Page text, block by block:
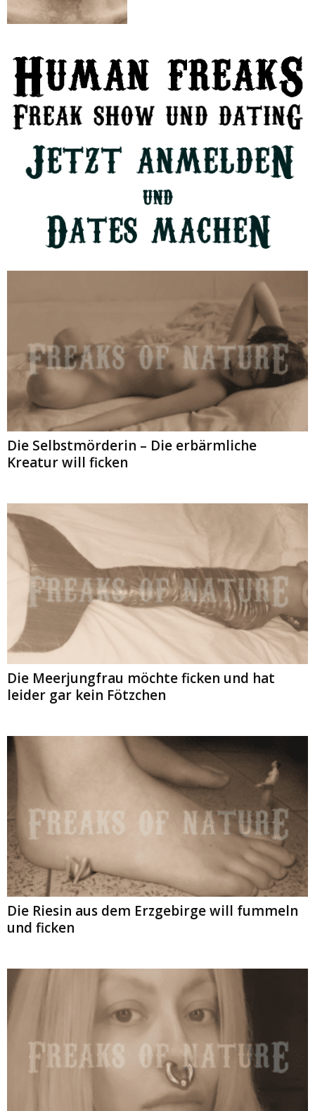
Die Selbstmörderin – Die erbärmliche
Kreatur will ficken
Die Meerjungfrau möchte ficken und hat
leider gar kein Fötzchen
Die Riesin aus dem Erzgebirge will fummeln
und ficken